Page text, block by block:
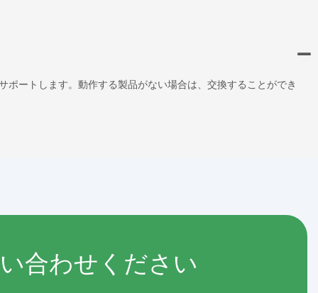
ートします。動作する製品がない場合は、交換することができ
合わせください